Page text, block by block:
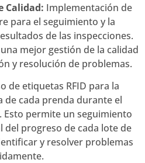
Calidad: Implementación de
para el seguimiento y la
de las inspecciones.
mejor gestión de la calidad
y resolución de problemas.
de etiquetas RFID para la
cada prenda durante el
permite un seguimiento
del progreso de cada lote de
y resolver problemas